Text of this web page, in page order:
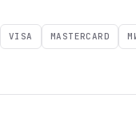
VISA MASTERCARD